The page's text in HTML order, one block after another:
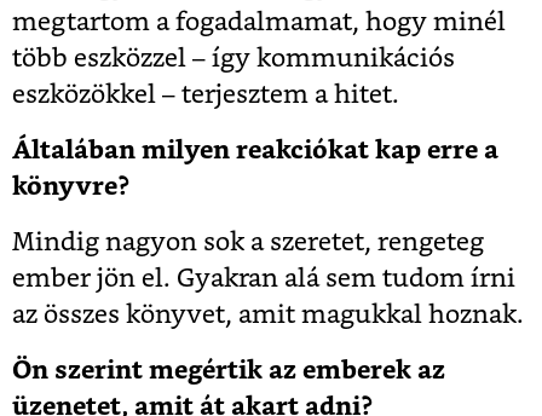
megtartom a fogadalmamat, hogy minél
több eszközzel – így kommunikációs
eszközökkel – terjesztem a hitet.
Általában milyen reakciókat kap erre a
könyvre?
Mindig nagyon sok a szeretet, rengeteg
ember jön el. Gyakran alá sem tudom írni
az összes könyvet, amit magukkal hoznak.
Ön szerint megértik az emberek az
üzenetet, amit át akart adni?